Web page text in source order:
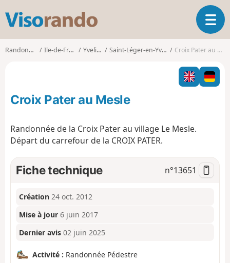
s
o
O
u
i
r
l
a
t
Randonnées Ile-de-France Yvelines Saint-Léger-en-Yvelines Croix Pater au Mesle
Croix Pater au Mesle
Randonnée de la Croix Pater au village Le Mesle.
Départ du carrefour de la CROIX PATER.
Fiche technique n°13651
Création 24 oct. 2012
Mise à jour 6 juin 2017
Dernier avis 02 juin 2025
Activité : Randonnée Pédestre